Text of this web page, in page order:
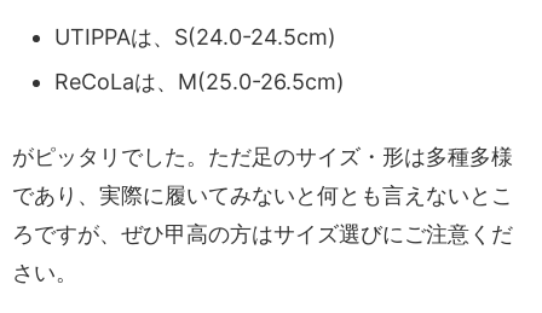
UTIPPAは、S(24.0-24.5cm)
ReCoLaは、M(25.0-26.5cm)
がピッタリでした。ただ足のサイズ・形は多種多様
であり、実際に履いてみないと何とも言えないとこ
ろですが、ぜひ甲高の方はサイズ選びにご注意くだ
さい。